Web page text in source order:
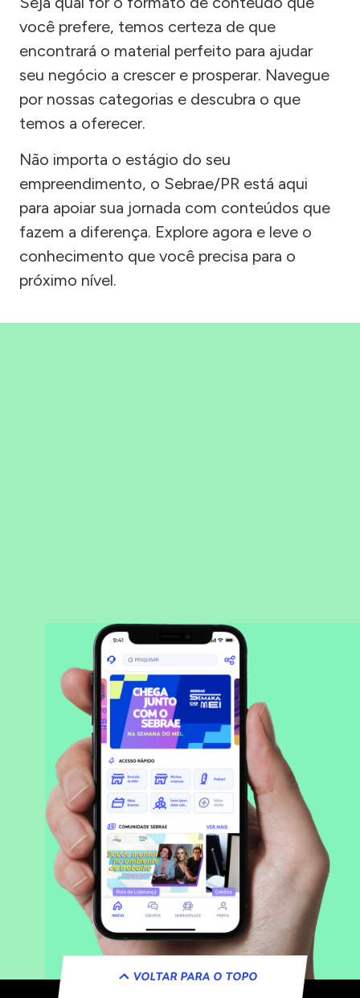
você prefere, temos certeza de que
encontrará o material perfeito para ajudar
seu negócio a crescer e prosperar. Navegue
por nossas categorias e descubra o que
temos a oferecer.
Não importa o estágio do seu
empreendimento, o Sebrae/PR está aqui
para apoiar sua jornada com conteúdos que
fazem a diferença. Explore agora e leve o
conhecimento que você precisa para o
próximo nível.
VOLTAR PARA O TOPO